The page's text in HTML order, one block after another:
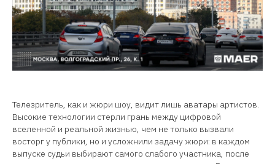
Телезритель, как и жюри шоу, видит лишь аватары артистов.
Высокие технологии стерли грань между цифровой
вселенной и реальной жизнью, чем не только вызвали
восторг у публики, но и усложнили задачу жюри: в каждом
выпуске судьи выбирают самого слабого участника, после